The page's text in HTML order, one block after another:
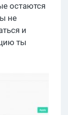
остаются
не
и
ты